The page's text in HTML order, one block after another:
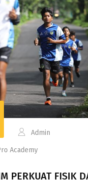
Admin
Academy
PERKUAT FISIK